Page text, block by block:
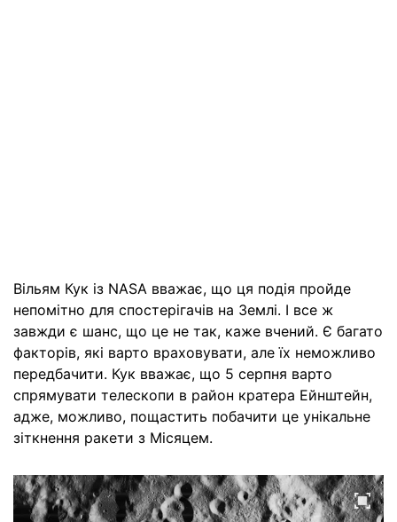
Вільям Кук із NASA вважає, що ця подія пройде
непомітно для спостерігачів на Землі. І все ж
завжди є шанс, що це не так, каже вчений. Є багато
факторів, які варто враховувати, але їх неможливо
передбачити. Кук вважає, що 5 серпня варто
спрямувати телескопи в район кратера Ейнштейн,
адже, можливо, пощастить побачити це унікальне
зіткнення ракети з Місяцем.